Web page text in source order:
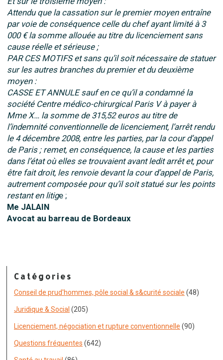
Attendu que la cassation sur le premier moyen entraîne
par voie de conséquence celle du chef ayant limité à 3
000 € la somme allouée au titre du licenciement sans
cause réelle et sérieuse ;
PAR CES MOTIFS et sans qu’il soit nécessaire de statuer
sur les autres branches du premier et du deuxième
moyen :
CASSE ET ANNULE sauf en ce qu’il a condamné la
société Centre médico-chirurgical Paris V à payer à
Mme X… la somme de 315,52 euros au titre de
l’indemnité conventionnelle de licenciement, l’arrêt rendu
le 4 décembre 2008, entre les parties, par la cour d’appel
de Paris ; remet, en conséquence, la cause et les parties
dans l’état où elles se trouvaient avant ledit arrêt et, pour
être fait droit, les renvoie devant la cour d’appel de Paris,
autrement composée pour qu’il soit statué sur les points
restant en litige ;
Me JALAIN
Avocat au barreau de Bordeaux
Catégories
Conseil de prud'hommes, pôle social & s&curité sociale (48)
Juridique & Social (205)
Licenciement, négociation et rupture conventionnelle (90)
Questions fréquentes (642)